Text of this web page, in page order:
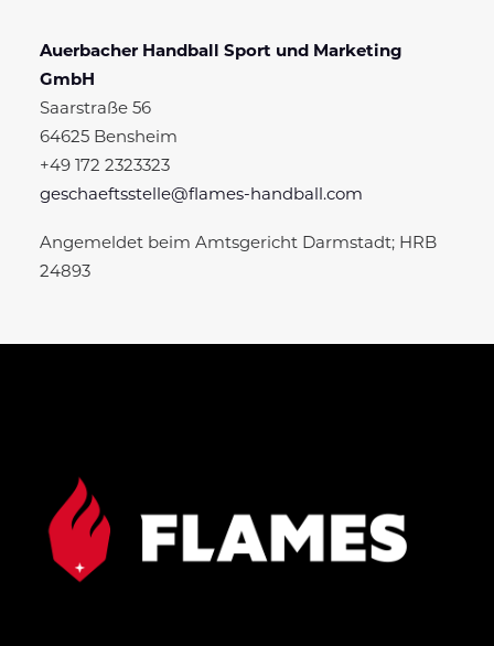
Auerbacher Handball Sport und Marketing
GmbH
Saarstraße 56
64625 Bensheim
+49 172 2323323
geschaeftsstelle@flames-handball.com
Angemeldet beim Amtsgericht Darmstadt; HRB
24893